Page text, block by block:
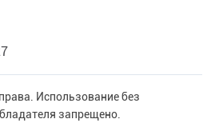
Использование без
запрещено.